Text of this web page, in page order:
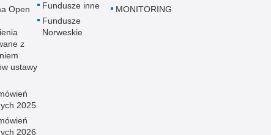
Open
z
ustawy
2025
2026
Fundusze inne
Fundusze
Norweskie
MONITORING